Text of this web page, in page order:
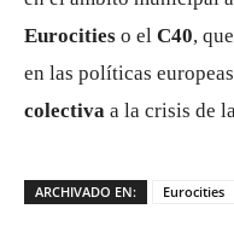
Eurocities o el C40,
en las políticas
colectiva a la crisis de
ARCHIVADO EN: Eurocities